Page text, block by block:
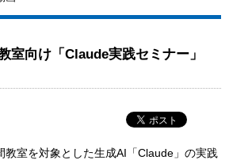
室向け「Claude実践セミナー」
教室を対象とした生成AI「Claude」の実践